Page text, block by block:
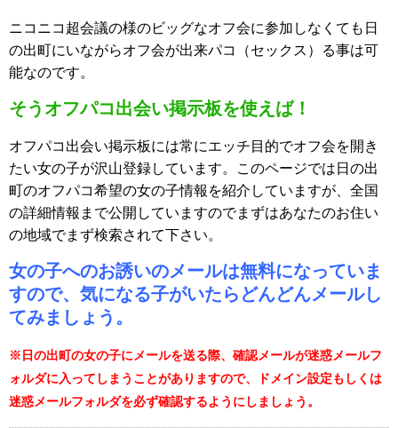
ニコニコ超会議の様のビッグなオフ会に参加しなくても日
の出町にいながらオフ会が出来パコ（セックス）る事は可
能なのです。
そうオフパコ出会い掲示板を使えば！
オフパコ出会い掲示板には常にエッチ目的でオフ会を開き
たい女の子が沢山登録しています。このページでは日の出
町のオフパコ希望の女の子情報を紹介していますが、全国
の詳細情報まで公開していますのでまずはあなたのお住い
の地域でまず検索されて下さい。
女の子へのお誘いのメールは無料になっていま
すので、気になる子がいたらどんどんメールし
てみましょう。
※日の出町の女の子にメールを送る際、確認メールが迷惑メールフ
ォルダに入ってしまうことがありますので、ドメイン設定もしくは
迷惑メールフォルダを必ず確認するようにしましょう。